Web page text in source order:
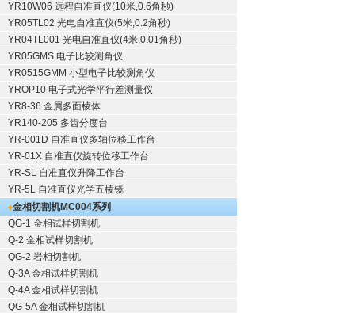
YR10W06 远程自准直仪(10米,0.6角秒)
YR05TL02 光电自准直仪(5米,0.2角秒)
YR04TL001 光电自准直仪(4米,0.01角秒)
YR05GMS 电子比较测角仪
YR0515GMM 小型电子比较测角仪
YROP10 电子式光学平行差测量仪
YR8-36 金属多面棱体
YR140-205 多齿分度台
YR-001D 自准直仪多轴位移工作台
YR-01X 自准直仪旋转位移工作台
YR-SL 自准直仪升降工作台
YR-5L 自准直仪光学五棱镜
金相切割机MC004系列
QG-1 金相试样切割机
Q-2 金相试样切割机
QG-2 岩相切割机
Q-3A 金相试样切割机
Q-4A 金相试样切割机
QG-5A 金相试样切割机